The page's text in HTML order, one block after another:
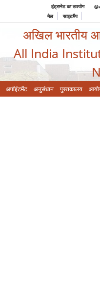
इंट्रानेट का उपयोग
मेल
साइटमैप
अखिल भारतीय
All India
अपॉइंटमेंट अनुसंधान पुस्तकालय